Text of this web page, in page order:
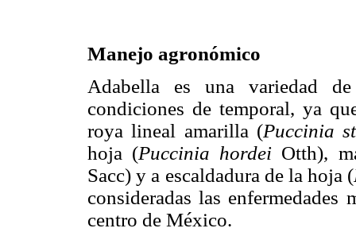
Manejo agronómico
Adabella es una variedad
condiciones de temporal, ya
roya lineal amarilla (Puccinia
hoja (Puccinia hordei Otth),
Sacc) y a escaldadura de la hoja (
consideradas las
centro de México.